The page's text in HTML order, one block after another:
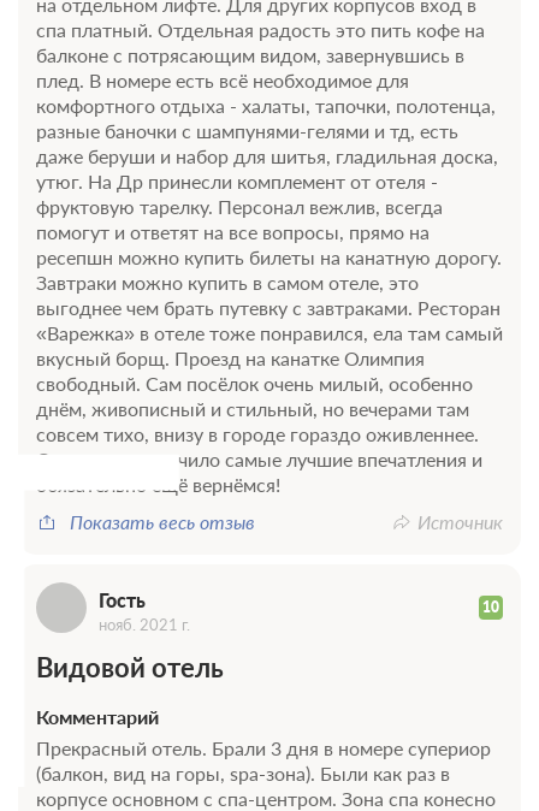
Еще 1 тариф
всего 4 предложения
11 фото
2-мест. семейный люкс
Моментальное подтверждение
_"Rosa Ski Inn" отель, без питания, лето, Красная Поляна,
Без питания
При отмене оплата не возвращается
спа платный. Отдельная радость это пить кофе на
балконе с потрясающим видом, завернувшись в
плед. В номере есть всё необходимое для
комфортного отдыха - халаты, тапочки, полотенца,
разные баночки с шампунями-гелями и тд, есть
даже беруши и набор для шитья, гладильная доска,
утюг. На Др принесли комплемент от отеля -
фруктовую тарелку. Персонал вежлив, всегда
помогут и ответят на все вопросы, прямо на
ресепшн можно купить билеты на канатную дорогу.
Завтраки можно купить в самом отеле, это
выгоднее чем брать путевку с завтраками. Ресторан
«Варежка» в отеле тоже понравился, ела там самый
вкусный борщ. Проезд на канатке Олимпия
свободный. Сам посёлок очень милый, особенно
днём, живописный и стильный, но вечерами там
совсем тихо, внизу в городе гораздо оживленнее.
От отдыха получило самые лучшие впечатления и
обязательно ещё вернёмся!
Показать весь отзыв
Источник
Гость 10
нояб. 2021 г.
Видовой отель
Комментарий
Прекрасный отель. Брали 3 дня в номере супериор
(балкон, вид на горы, spa-зона). Были как раз в
корпусе основном с спа-центром. Зона спа конесно